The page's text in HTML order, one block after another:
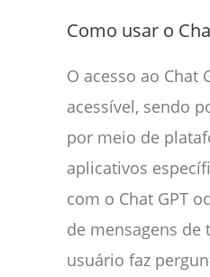
Como usar o
O acesso ao Chat
acessível, sendo
por meio de
aplicativos
com o Chat GPT
de mensagens de
usuário faz